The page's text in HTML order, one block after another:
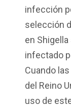
infección
selección
en
infectado
Cuando
del Reino
uso de